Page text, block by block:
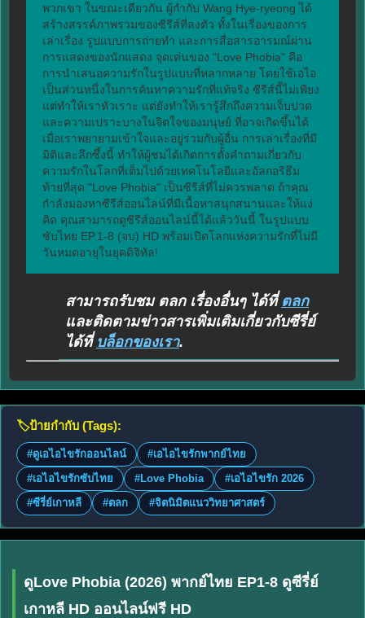
พวกเขา ในขณะเดียวกัน ผู้กำกับ Wang Hye-ryeong ได้
สร้างสรรค์ภาพรวมของซีรีส์ที่ลงตัว ทั้งในเรื่องของการ
เล่าเรื่อง รูปแบบการถ่ายทำ และการสื่อสารอารมณ์ผ่าน
การแสดงของนักแสดง จุดเด่นของ "Love Phobia" คือ
การนำเสนอความรักในรูปแบบที่หลากหลาย โดยใช้เอไอ
เป็นส่วนหนึ่งในการค้นหาความรักที่แท้จริง ซีรีส์นี้ไม่เพียง
แต่ทำให้เราหัวเราะ แต่ยังทำให้เรารู้สึกถึงความเจ็บปวด
และความเปราะบางในจิตใจของมนุษย์ ที่อาจเกิดขึ้นได้
เมื่อเราพยายามเข้าใจและอยู่ร่วมกับผู้อื่น การเล่าเรื่องที่มี
มิติและลึกซึ้งนี้ ทำให้ผู้ชมได้เกิดการตั้งคำถามเกี่ยวกับ
ความรักในโลกที่เต็มไปด้วยเทคโนโลยีและอัลกอริธึม
ท้ายที่สุด "Love Phobia" เป็นซีรีส์ที่ไม่ควรพลาด ถ้าคุณ
กำลังมองหาซีรีส์ออนไลน์ที่มีเนื้อหาสนุกสนานและให้แง่
คิด คุณสามารถดูซีรีส์ออนไลน์นี้ได้แล้ววันนี้ ในรูปแบบ
ซับไทย EP.1-8 (จบ) HD พร้อมเปิดโลกแห่งความรักที่ไม่มี
วันหมดอายุในยุคดิจิทัล!
สามารถรับชม ตลก เรื่องอื่นๆ ได้ที่ ตลก
และติดตามข่าวสารเพิ่มเติมเกี่ยวกับซีรี่ย์
ได้ที่ บล็อกของเรา.
🏷️ป้ายกำกับ (Tags):
#ดูเอไอไขรักออนไลน์
#เอไอไขรักพากย์ไทย
#เอไอไขรักซับไทย
#Love Phobia
#เอไอไขรัก 2026
#ซีรี่ย์เกาหลี
#ตลก #จิตนิมิตแนววิทยาศาสตร์
ดูLove Phobia (2026) พากย์ไทย EP1-8 ดูซีรี่ย์
เกาหลี HD ออนไลน์ฟรี HD